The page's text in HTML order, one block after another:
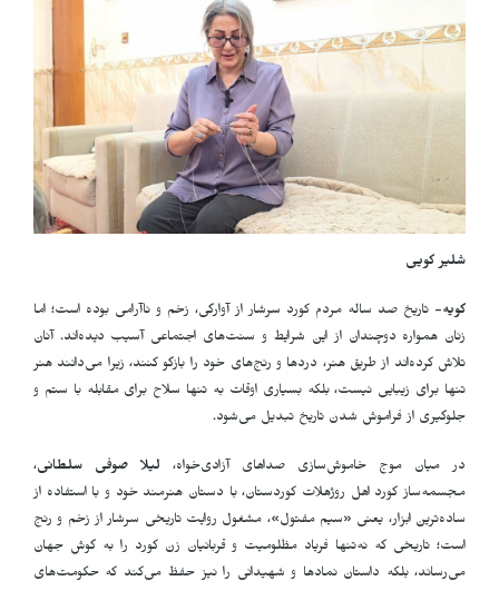
شلیر کویی
کویه- تاریخ صد ساله مردم کورد سرشار از آوارگی، زخم و ناآرامی بوده است؛ اما
زنان همواره دوچندان از این شرایط و سنت‌های اجتماعی آسیب دیده‌اند. آنان
تلاش کرده‌اند از طریق هنر، دردها و رنج‌های خود را بازگو کنند، زیرا می‌دانند هنر
تنها برای زیبایی نیست، بلکه بسیاری اوقات به تنها سلاح برای مقابله با ستم و
جلوگیری از فراموش شدن تاریخ تبدیل می‌شود.
در میان موج خاموش‌سازی صداهای آزادی‌خواه، لیلا صوفی سلطانی،
مجسمه‌ساز کورد اهل روژهلات کوردستان، با دستان هنرمند خود و با استفاده از
ساده‌ترین ابزار، یعنی «سیم مفتول»، مشغول روایت تاریخی سرشار از زخم و رنج
است؛ تاریخی که نه‌تنها فریاد مظلومیت و قربانیان زن کورد را به گوش جهان
می‌رساند، بلکه داستان نمادها و شهیدانی را نیز حفظ می‌کند که حکومت‌های